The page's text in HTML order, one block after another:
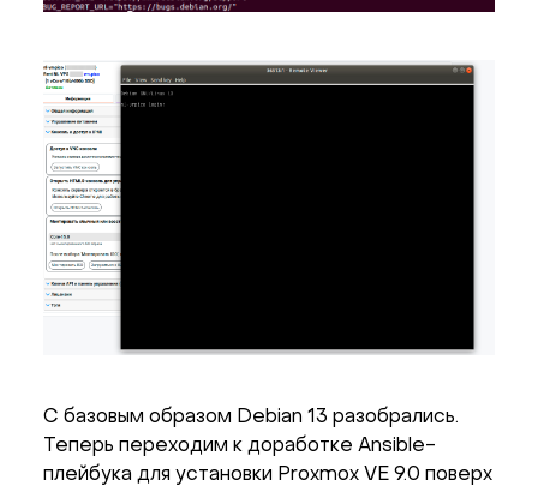
С базовым образом Debian 13 разобрались.
Теперь переходим к доработке Ansible-
плейбука для установки Proxmox VE 9.0 поверх